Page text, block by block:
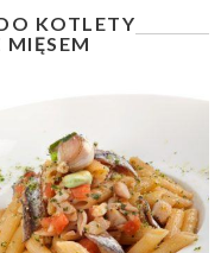
KOTLETY